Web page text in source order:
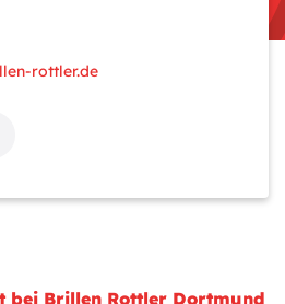
rottler.de
bei Brillen Rottler Dortmund